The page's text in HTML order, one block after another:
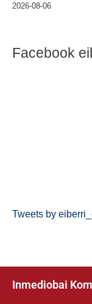
2026-08-06
Facebook
Tweets by
Inmediobai